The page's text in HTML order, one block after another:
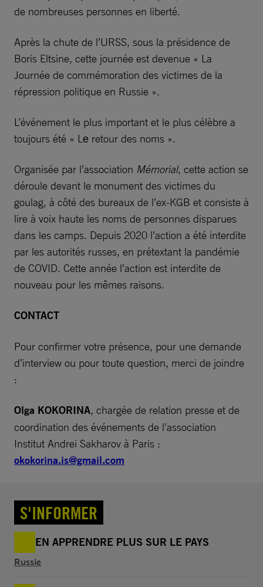
de nombreuses personnes en liberté.
Après la chute de l’URSS, sous la présidence de
Boris Eltsine, cette journée est devenue « La
Journée de commémoration des victimes de la
répression politique en Russie ».
L’événement le plus important et le plus célèbre a
toujours été « Lе retour des noms ».
Organisée par l’association Mémorial, cette action se
déroule devant le monument des victimes du
goulag, à côté des bureaux de l’ex-KGB et consiste à
lire à voix haute les noms de personnes disparues
dans les camps. Depuis 2020 l’action a été interdite
par les autorités russes, en prétextant la pandémie
de COVID. Cette année l’action est interdite de
nouveau pour les mêmes raisons.
CONTACT
Pour confirmer votre présence, pour une demande
d’interview ou pour toute question, merci de joindre
:
Olga KOKORINA, chargée de relation presse et de
coordination des événements de l’association
Institut Andrei Sakharov à Paris :
okokorina.is@gmail.com
S'INFORMER
EN APPRENDRE PLUS SUR LE PAYS
Russie